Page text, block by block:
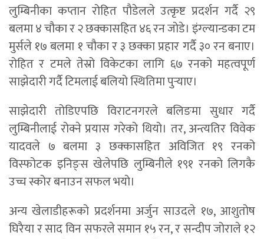
लुम्बिनीका कप्तान रोहित पौडेलले उत्कृष्ट प्रदर्शन गर्दै २९
बलमा ४ चौका र २ छक्कासहित ४६ रन जोडे। इंग्ल्यान्डका टम
मुर्सले १७ बलमा १ चौका र ३ छक्का प्रहार गर्दै ३० रन बनाए।
रोहित र टमले तेस्रो विकेटका लागि ६७ रनको महत्वपूर्ण
साझेदारी गर्दै टिमलाई बलियो स्थितिमा पुर्‍याए।
साझेदारी तोडिएपछि विराटनगरले बलिङमा सुधार गर्दै
लुम्बिनीलाई रोक्ने प्रयास गरेको थियो। तर, अन्त्यतिर विवेक
यादवले ७ बलमा ३ छक्कासहित अविजित १९ रनको
विस्फोटक इनिङ्स खेलेपछि लुम्बिनीले १९१ रनको लिगकै
उच्च स्कोर बनाउन सफल भयो।
अन्य खेलाडीहरूको प्रदर्शनमा अर्जुन साउदले १७, आशुतोष
घिरैया र साद विन सफरले समान १५ रन, र सन्दीप जोराले १२